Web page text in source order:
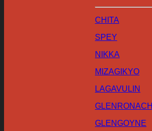
CHITA
SPEY
NIKKA
MIZAGIKYO
LAGAVULIN
GLENRONACH
GLENGOYNE